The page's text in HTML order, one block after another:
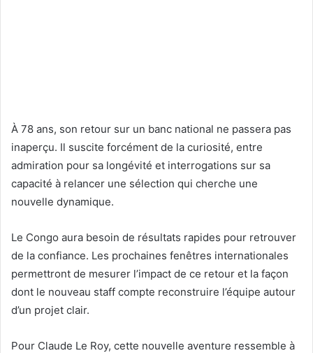
À 78 ans, son retour sur un banc national ne passera pas
inaperçu. Il suscite forcément de la curiosité, entre
admiration pour sa longévité et interrogations sur sa
capacité à relancer une sélection qui cherche une
nouvelle dynamique.
Le Congo aura besoin de résultats rapides pour retrouver
de la confiance. Les prochaines fenêtres internationales
permettront de mesurer l’impact de ce retour et la façon
dont le nouveau staff compte reconstruire l’équipe autour
d’un projet clair.
Pour Claude Le Roy, cette nouvelle aventure ressemble à